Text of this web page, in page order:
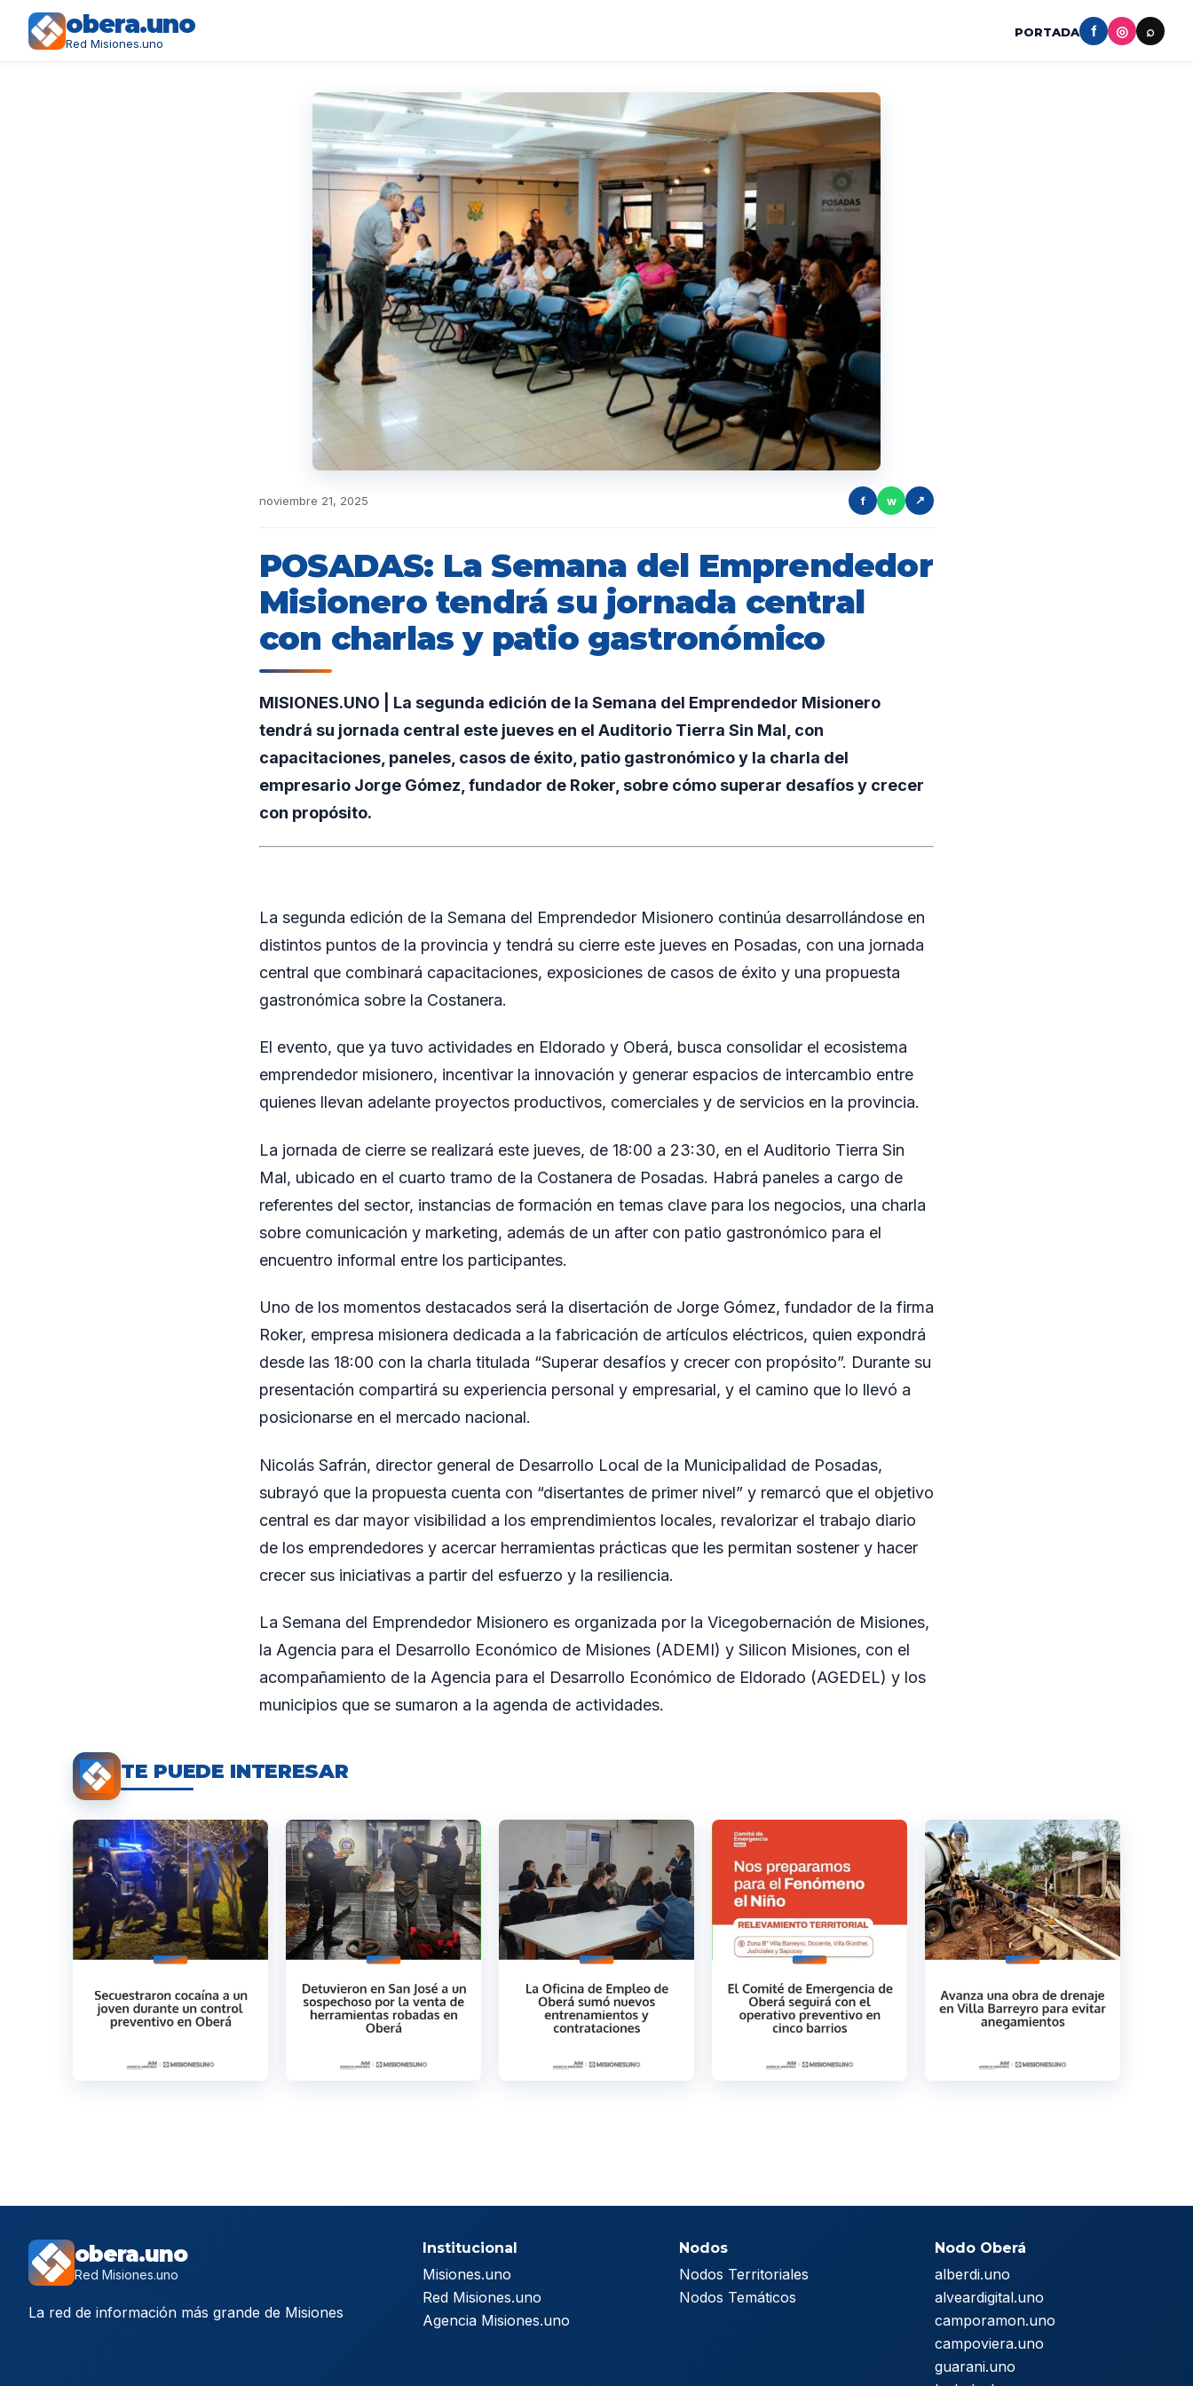
obera.uno
Red Misiones.uno
PORTADA f ◎ ⌕
noviembre 21, 2025 f w ↗
POSADAS: La Semana del Emprendedor
Misionero tendrá su jornada central
con charlas y patio gastronómico
MISIONES.UNO | La segunda edición de la Semana del Emprendedor Misionero
tendrá su jornada central este jueves en el Auditorio Tierra Sin Mal, con
capacitaciones, paneles, casos de éxito, patio gastronómico y la charla del
empresario Jorge Gómez, fundador de Roker, sobre cómo superar desafíos y crecer
con propósito.
La segunda edición de la Semana del Emprendedor Misionero continúa desarrollándose en
distintos puntos de la provincia y tendrá su cierre este jueves en Posadas, con una jornada
central que combinará capacitaciones, exposiciones de casos de éxito y una propuesta
gastronómica sobre la Costanera.
El evento, que ya tuvo actividades en Eldorado y Oberá, busca consolidar el ecosistema
emprendedor misionero, incentivar la innovación y generar espacios de intercambio entre
quienes llevan adelante proyectos productivos, comerciales y de servicios en la provincia.
La jornada de cierre se realizará este jueves, de 18:00 a 23:30, en el Auditorio Tierra Sin
Mal, ubicado en el cuarto tramo de la Costanera de Posadas. Habrá paneles a cargo de
referentes del sector, instancias de formación en temas clave para los negocios, una charla
sobre comunicación y marketing, además de un after con patio gastronómico para el
encuentro informal entre los participantes.
Uno de los momentos destacados será la disertación de Jorge Gómez, fundador de la firma
Roker, empresa misionera dedicada a la fabricación de artículos eléctricos, quien expondrá
desde las 18:00 con la charla titulada “Superar desafíos y crecer con propósito”. Durante su
presentación compartirá su experiencia personal y empresarial, y el camino que lo llevó a
posicionarse en el mercado nacional.
Nicolás Safrán, director general de Desarrollo Local de la Municipalidad de Posadas,
subrayó que la propuesta cuenta con “disertantes de primer nivel” y remarcó que el objetivo
central es dar mayor visibilidad a los emprendimientos locales, revalorizar el trabajo diario
de los emprendedores y acercar herramientas prácticas que les permitan sostener y hacer
crecer sus iniciativas a partir del esfuerzo y la resiliencia.
La Semana del Emprendedor Misionero es organizada por la Vicegobernación de Misiones,
la Agencia para el Desarrollo Económico de Misiones (ADEMI) y Silicon Misiones, con el
acompañamiento de la Agencia para el Desarrollo Económico de Eldorado (AGEDEL) y los
municipios que se sumaron a la agenda de actividades.
TE PUEDE INTERESAR
obera.uno
Red Misiones.uno
La red de información más grande de Misiones
Institucional
Misiones.uno
Red Misiones.uno
Agencia Misiones.uno
Nodos
Nodos Territoriales
Nodos Temáticos
Nodo Oberá
alberdi.uno
alveardigital.uno
camporamon.uno
campoviera.uno
guarani.uno